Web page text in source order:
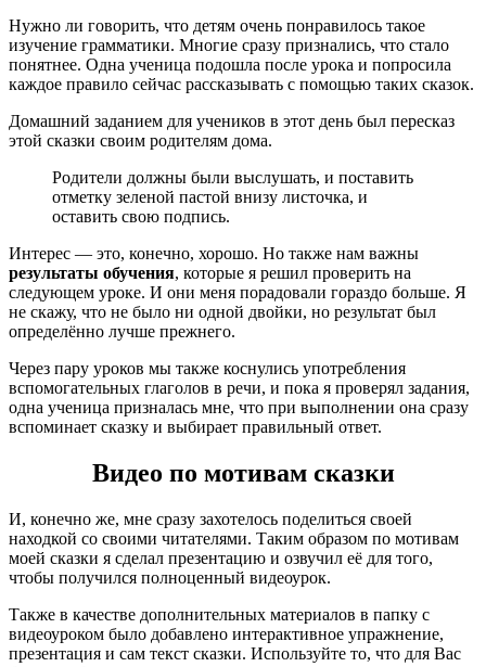
Нужно ли говорить, что детям очень понравилось такое
изучение грамматики. Многие сразу признались, что стало
понятнее. Одна ученица подошла после урока и попросила
каждое правило сейчас рассказывать с помощью таких сказок.
Домашний заданием для учеников в этот день был пересказ
этой сказки своим родителям дома.
Родители должны были выслушать, и поставить
отметку зеленой пастой внизу листочка, и
оставить свою подпись.
Интерес — это, конечно, хорошо. Но также нам важны
результаты обучения, которые я решил проверить на
следующем уроке. И они меня порадовали гораздо больше. Я
не скажу, что не было ни одной двойки, но результат был
определённо лучше прежнего.
Через пару уроков мы также коснулись употребления
вспомогательных глаголов в речи, и пока я проверял задания,
одна ученица призналась мне, что при выполнении она сразу
вспоминает сказку и выбирает правильный ответ.
Видео по мотивам сказки
И, конечно же, мне сразу захотелось поделиться своей
находкой со своими читателями. Таким образом по мотивам
моей сказки я сделал презентацию и озвучил её для того,
чтобы получился полноценный видеоурок.
Также в качестве дополнительных материалов в папку с
видеоуроком было добавлено интерактивное упражнение,
презентация и сам текст сказки. Используйте то, что для Вас